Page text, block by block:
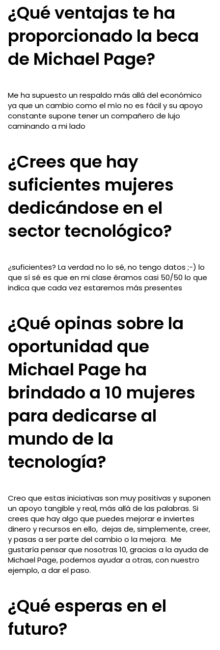
¿Qué ventajas te ha
proporcionado la beca
de Michael Page?
Me ha supuesto un respaldo más allá del económico
ya que un cambio como el mío no es fácil y su apoyo
constante supone tener un compañero de lujo
caminando a mi lado
¿Crees que hay
suficientes mujeres
dedicándose en el
sector tecnológico?
¿suficientes? La verdad no lo sé, no tengo datos ;-) lo
que sí sé es que en mi clase éramos casi 50/50 lo que
indica que cada vez estaremos más presentes
¿Qué opinas sobre la
oportunidad que
Michael Page ha
brindado a 10 mujeres
para dedicarse al
mundo de la
tecnología?
Creo que estas iniciativas son muy positivas y suponen
un apoyo tangible y real, más allá de las palabras. Si
crees que hay algo que puedes mejorar e inviertes
dinero y recursos en ello, dejas de, simplemente, creer,
y pasas a ser parte del cambio o la mejora. Me
gustaría pensar que nosotras 10, gracias a la ayuda de
Michael Page, podemos ayudar a otras, con nuestro
ejemplo, a dar el paso.
¿Qué esperas en el
futuro?